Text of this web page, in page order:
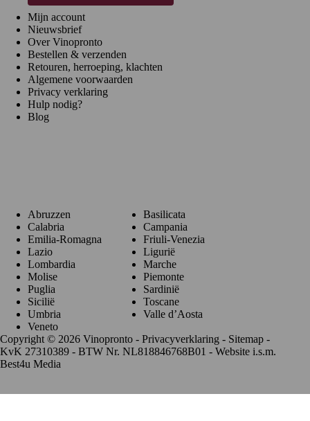
Mijn account
Nieuwsbrief
Over Vinopronto
Bestellen & verzenden
Retouren, herroeping, klachten
Algemene voorwaarden
Privacy verklaring
Hulp nodig?
Blog
Abruzzen
Basilicata
Calabria
Campania
Emilia-Romagna
Friuli-Venezia
Lazio
Ligurië
Lombardia
Marche
Molise
Piemonte
Puglia
Sardinië
Sicilië
Toscane
Umbria
Valle d’Aosta
Veneto
Copyright © 2026 Vinopronto - Privacyverklaring - Sitemap -
KvK 27310389 - BTW Nr. NL818846768B01 - Website i.s.m.
Best4u Media